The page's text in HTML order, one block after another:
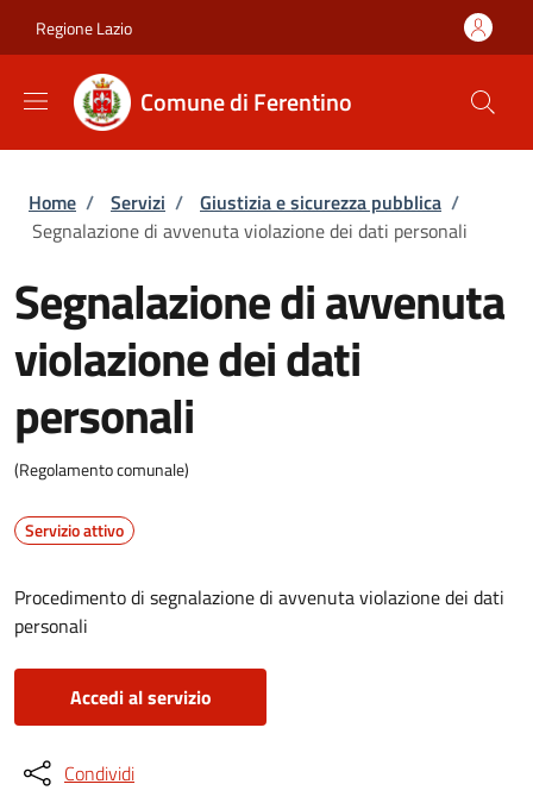
Regione Lazio
Comune di Ferentino
Briciole di pane
Home / Servizi / Giustizia e sicurezza pubblica /
Segnalazione di avvenuta violazione dei dati personali
Segnalazione di avvenuta
violazione dei dati
personali
(Regolamento comunale)
Servizio attivo
Procedimento di segnalazione di avvenuta violazione dei dati
personali
Accedi al servizio
Condividi